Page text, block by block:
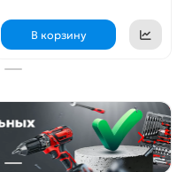
В корзину